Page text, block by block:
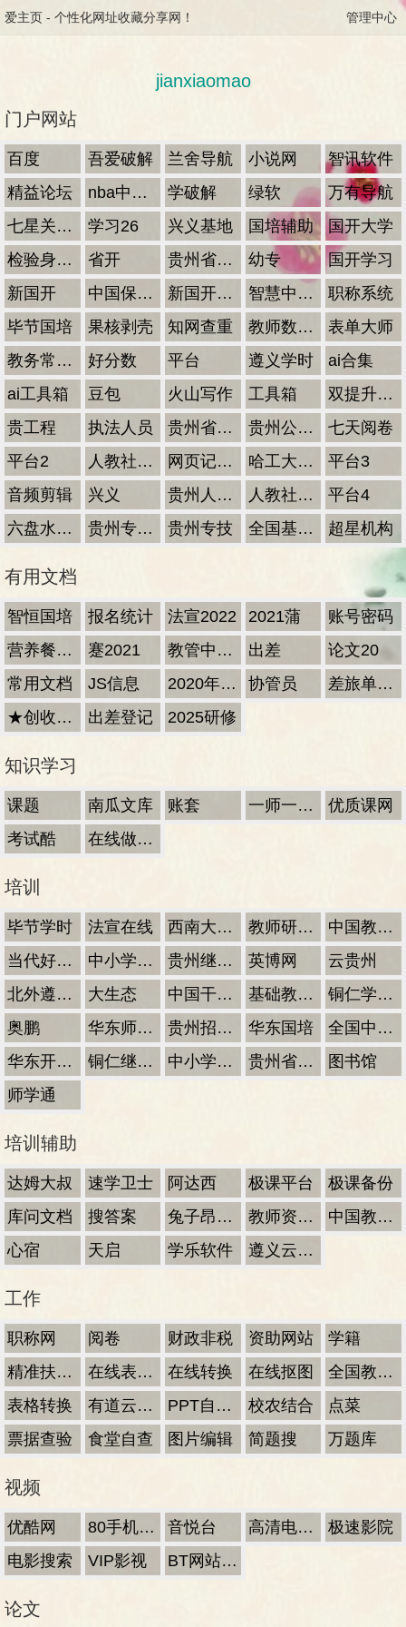
爱主页 - 个性化网址收藏分享网！ 管理中心
jianxiaomao
门户网站
百度 吾爱破解 兰舍导航 小说网
智讯软件
精益论坛
nba中文网 学破解 绿软
万有导航
七星关区国培
学习26 兴义基地 国培辅助
国开大学
检验身份证
省开 贵州省党员干部网络学院 幼专
国开学习
新国开
中国保密在线 新国开登陆 智慧中小学
职称系统
毕节国培
果核剥壳 知网查重 教师数据查询
表单大师
教务常用账号密码
好分数 平台 遵义学时
ai合集
ai工具箱
豆包 火山写作 工具箱
双提升系统
贵工程
执法人员 贵州省专业学时网 贵州公需科目
七天阅卷
平台2
人教社培训 网页记事本 哈工大c++
平台3
音频剪辑
兴义 贵州人社扫码助手 人教社2026
平台4
六盘水师范学院学时
贵州专业技术人员在线学习平台 贵州专技 全国基础教育公共服务平台 超星机构
有用文档
智恒国培 报名统计 法宣2022 2021蒲
账号密码
营养餐报账
蹇2021 教管中心垫支 出差
论文20
常用文档
JS信息 2020年统计 协管员
差旅单导出
★创收2024
出差登记 2025研修
知识学习
课题 南瓜文库 账套 一师一优课
优质课网
考试酷
在线做题网
培训
毕节学时 法宣在线 西南大学国培 教师研修网回帖
中国教师研修网
当代好课堂
中小学微课 贵州继续教育网 英博网
云贵州
北外遵义英语
大生态 中国干部网络学院 基础教育网
铜仁学院继续1
奥鹏
华东师范大学 贵州招生考试院 华东国培
全国中小学研修平台
华东开放教育学院
铜仁继续学时 中小学网络党校 贵州省专业技术人员继续教育平台
图书馆
师学通
培训辅助
达姆大叔 速学卫士 阿达西 极课平台
极课备份
库问文档
搜答案 兔子昂刷课 教师资源库
中国教师研修网
心宿
天启 学乐软件 遵义云平台
工作
职称网 阅卷 财政非税 资助网站
学籍
精准扶贫查询
在线表格转换 在线转换 在线抠图
全国教师系统
表格转换
有道云笔记 PPT自动生成 校农结合
点菜
票据查验
食堂自查 图片编辑 简题搜 万题库
视频
优酷网 80手机电影 音悦台 高清电影下载
极速影院
电影搜索
VIP影视 BT网站大全
论文